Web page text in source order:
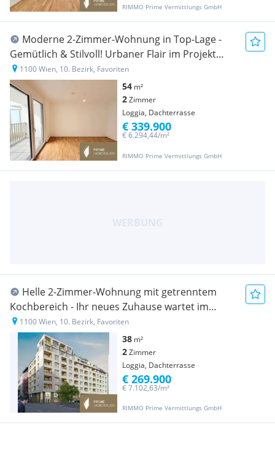
RIMMO Prime Vermittlungs GmbH
Moderne 2-Zimmer-Wohnung in Top-Lage -
Gemütlich & Stilvoll! Urbaner Flair im Projekt
MAJA
1100 Wien, 10. Bezirk, Favoriten
54 m²
2Zimmer
Loggia, Dachterrasse
RIMMO Prime Vermittlungs GmbH
€ 6.294,44/m²
€ 339.900
Helle 2-Zimmer-Wohnung mit getrenntem
Kochbereich - Ihr neues Zuhause wartet im
Projekt MAJA!
1100 Wien, 10. Bezirk, Favoriten
38 m²
2Zimmer
Loggia, Dachterrasse
RIMMO Prime Vermittlungs GmbH
€ 7.102,63/m²
€ 269.900